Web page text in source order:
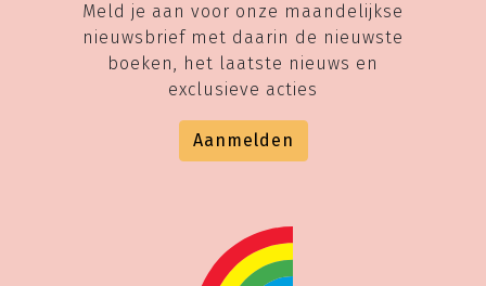
Meld je aan voor onze maandelijkse
nieuwsbrief met daarin de nieuwste
boeken, het laatste nieuws en
exclusieve acties
Aanmelden